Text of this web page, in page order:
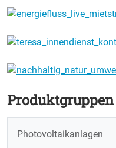
Produktgruppen
Photovoltaikanlagen